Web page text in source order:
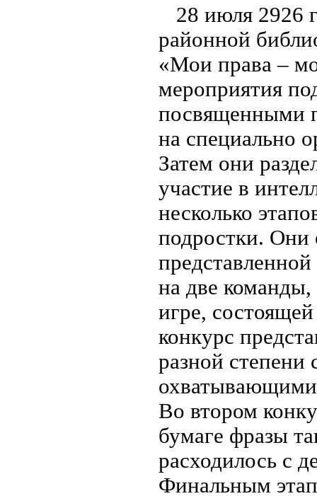
28 июля 2926
районной
«Мои права –
мероприятия
посвященными
на специально
Затем они
участие в
несколько
подростки. Они
на две команды,
игре,
конкурс
разной степени
Во втором
бумаге фразы
расходилось с
Финальным